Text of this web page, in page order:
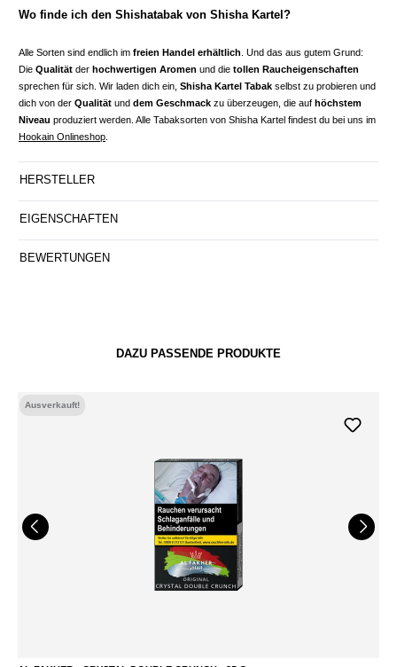
Wo finde ich den Shishatabak von Shisha Kartel?
Alle Sorten sind endlich im freien Handel erhältlich . Und das aus gutem Grund:
Die Qualität der hochwertigen Aromen und die tollen Raucheigenschaften
sprechen für sich. Wir laden dich ein, Shisha Kartel Tabak selbst zu probieren und
dich von der Qualität und dem Geschmack zu überzeugen, die auf höchstem
Niveau produziert werden. Alle Tabaksorten von Shisha Kartel findest du bei uns im
Hookain Onlineshop
HERSTELLER
EIGENSCHAFTEN
BEWERTUNGEN
DAZU PASSENDE PRODUKTE
Ausverkauft!